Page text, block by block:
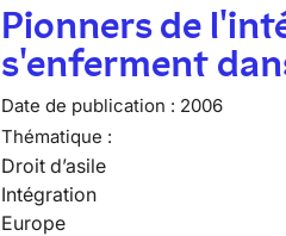
Pionners de
s'enferment
Date de publication : 2006
Thématique :
Droit d’asile
Intégration
Europe